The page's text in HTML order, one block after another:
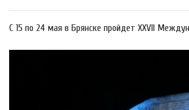
С 15 по 24 мая в Брянске пройдет XXVII